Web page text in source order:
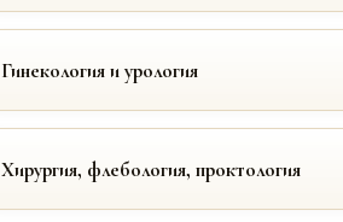
Гинекология и урология
Хирургия, флебология, проктология